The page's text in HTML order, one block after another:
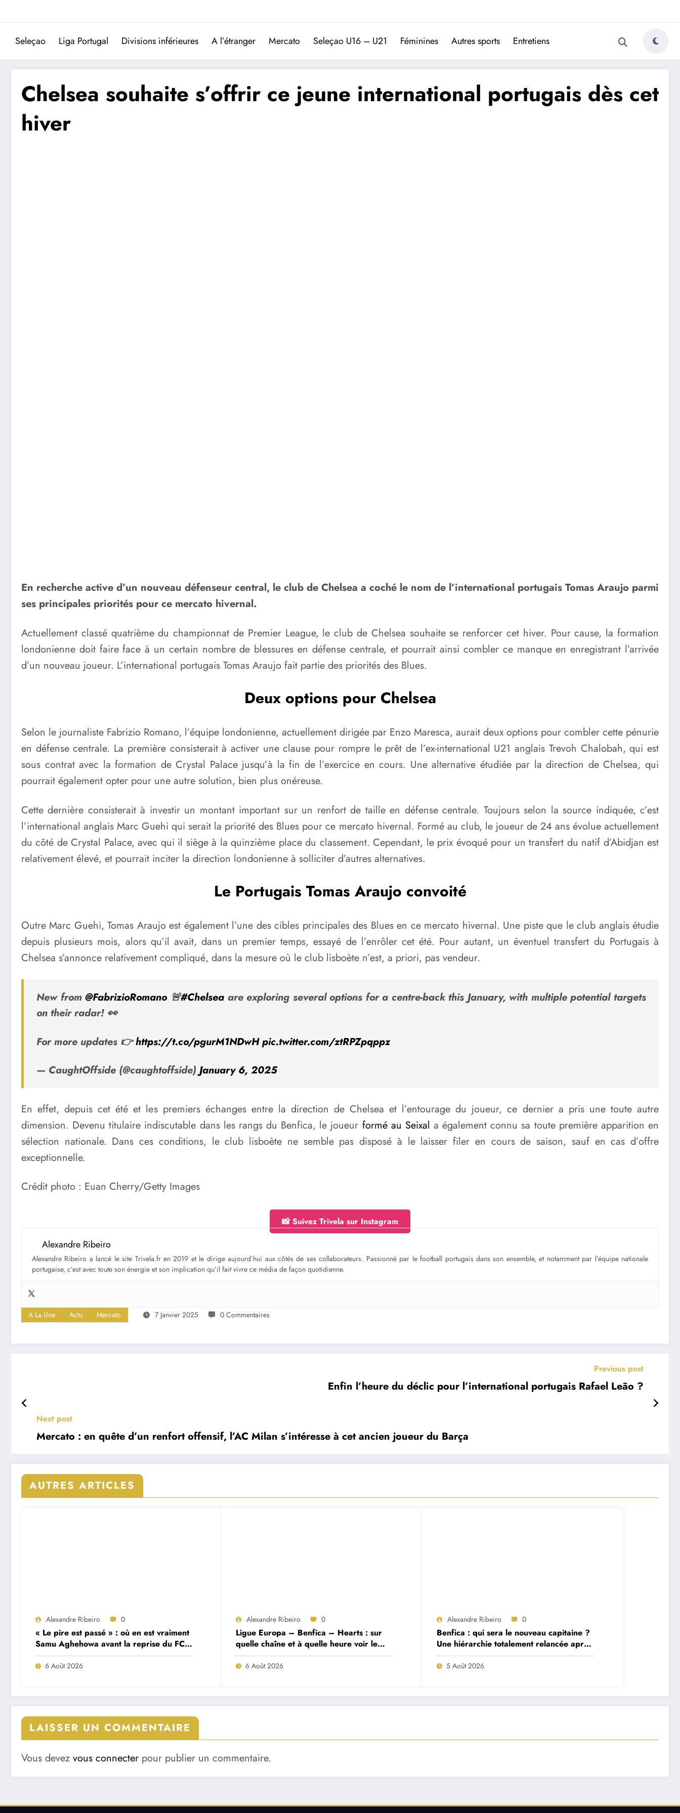
Trivela
L'actualité du football portugais
Seleçao Liga Portugal Divisions inférieures A l’étranger Mercato Seleçao U16 – U21 Féminines Autres sports Entretiens
Chelsea souhaite s’offrir ce jeune international portugais dès cet
hiver
En recherche active d’un nouveau défenseur central, le club de Chelsea a coché le nom de l’international portugais Tomas Araujo parmi
ses principales priorités pour ce mercato hivernal.
Actuellement classé quatrième du championnat de Premier League, le club de Chelsea souhaite se renforcer cet hiver. Pour cause, la formation
londonienne doit faire face à un certain nombre de blessures en défense centrale, et pourrait ainsi combler ce manque en enregistrant l’arrivée
d’un nouveau joueur. L’international portugais Tomas Araujo fait partie des priorités des Blues.
Deux options pour Chelsea
Selon le journaliste Fabrizio Romano, l’équipe londonienne, actuellement dirigée par Enzo Maresca, aurait deux options pour combler cette pénurie
en défense centrale. La première consisterait à activer une clause pour rompre le prêt de l’ex-international U21 anglais Trevoh Chalobah, qui est
sous contrat avec la formation de Crystal Palace jusqu’à la fin de l’exercice en cours. Une alternative étudiée par la direction de Chelsea, qui
pourrait également opter pour une autre solution, bien plus onéreuse.
Cette dernière consisterait à investir un montant important sur un renfort de taille en défense centrale. Toujours selon la source indiquée, c’est
l’international anglais Marc Guehi qui serait la priorité des Blues pour ce mercato hivernal. Formé au club, le joueur de 24 ans évolue actuellement
du côté de Crystal Palace, avec qui il siège à la quinzième place du classement. Cependant, le prix évoqué pour un transfert du natif d’Abidjan est
relativement élevé, et pourrait inciter la direction londonienne à solliciter d’autres alternatives.
Le Portugais Tomas Araujo convoité
Outre Marc Guehi, Tomas Araujo est également l’une des cibles principales des Blues en ce mercato hivernal. Une piste que le club anglais étudie
depuis plusieurs mois, alors qu’il avait, dans un premier temps, essayé de l’enrôler cet été. Pour autant, un éventuel transfert du Portugais à
Chelsea s’annonce relativement compliqué, dans la mesure où le club lisboète n’est, a priori, pas vendeur.
New from@FabrizioRomano🚨#Chelsea are exploring several options for a centre-back this January, with multiple potential targets
on their radar! 👀
For more updates 👉https://t.co/pgurM1NDwH pic.twitter.com/ztRPZpqppz
— CaughtOffside (@caughtoffside)January 6, 2025
En effet, depuis cet été et les premiers échanges entre la direction de Chelsea et l’entourage du joueur, ce dernier a pris une toute autre
dimension. Devenu titulaire indiscutable dans les rangs du Benfica, le joueur formé au Seixal a également connu sa toute première apparition en
sélection nationale. Dans ces conditions, le club lisboète ne semble pas disposé à le laisser filer en cours de saison, sauf en cas d’offre
exceptionnelle.
Crédit photo : Euan Cherry/Getty Images
📸 Suivez Trivela sur Instagram
Alexandre Ribeiro
Alexandre Ribeiro a lancé le site Trivela.fr en 2019 et le dirige aujourd’hui aux côtés de ses collaborateurs. Passionné par le football portugais dans son ensemble, et notamment par l’équipe nationale
portugaise, c’est avec toute son énergie et son implication qu’il fait vivre ce média de façon quotidienne.
A La Une Actu Mercato 7 Janvier 2025 0 Commentaires
Previous post
Enfin l’heure du déclic pour l’international portugais Rafael Leão ?
Next post
Mercato : en quête d’un renfort offensif, l’AC Milan s’intéresse à cet ancien joueur du Barça
AUTRES ARTICLES
Alexandre Ribeiro 0
« Le pire est passé » : où en est vraiment
Samu Aghehowa avant la reprise du FC
Porto ?
6 Août 2026
Alexandre Ribeiro 0
Ligue Europa – Benfica – Hearts : sur
quelle chaîne et à quelle heure voir le
match ?
6 Août 2026
Alexandre Ribeiro 0
Benfica : qui sera le nouveau capitaine ?
Une hiérarchie totalement relancée après
deux départs majeurs
5 Août 2026
LAISSER UN COMMENTAIRE
Vous devez vous connecter pour publier un commentaire.